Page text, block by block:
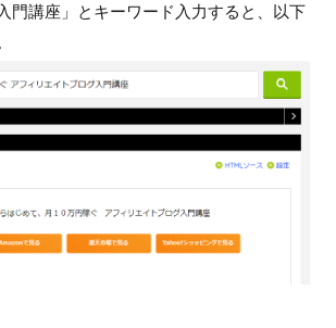
門講座」とキーワード入力すると、以下